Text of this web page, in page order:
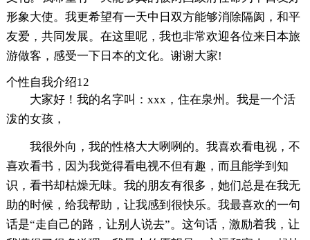
形象大使。我更希望有一天中日双方能够消除隔阂，和平
友爱，共同发展。在这里呢，我也非常欢迎各位来日本旅
游做客，感受一下日本的文化。谢谢大家!
个性自我介绍12
大家好！我的名字叫：xxx，住在泉州。我是一个活
泼的女孩，
我很外向，我的性格大大咧咧的。我喜欢看电视，不
喜欢看书，因为我觉得看电视不但有趣，而且能学到知
识，看书却枯燥无味。我的朋友有很多，她们总是在我无
助的时候，给我帮助，让我感到很快乐。我最喜欢的一句
话是“走自己的路，让别人说去”。这句话，激励着我，让